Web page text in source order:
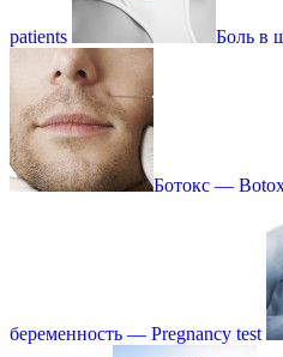
patients Боль в
Ботокс —
беременность — Pregnancy test